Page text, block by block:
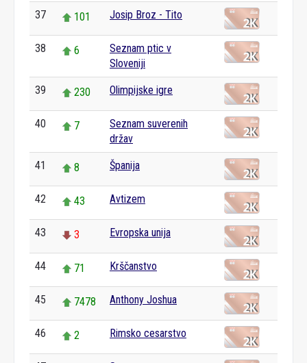
37 101 Josip Broz - Tito
38 6
Seznam ptic v
Sloveniji
39 230 Olimpijske igre
40 7
Seznam suverenih
držav
41 8 Španija
42 43 Avtizem
43 3 Evropska unija
44 71 Krščanstvo
45 7478 Anthony Joshua
46 2 Rimsko cesarstvo